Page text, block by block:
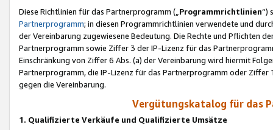
Diese Richtlinien für das Partnerprogramm („Programmrichtlinien“)
Partnerprogramm; in diesen Programmrichtlinien verwendete und
der Vereinbarung zugewiesene Bedeutung. Die Rechte und Pflichten
Partnerprogramm sowie Ziffer 3 der IP-Lizenz für das
Einschränkung von Ziffer 6 Abs. (a) der Vereinbarung wird hiermit
Partnerprogramm, die IP-Lizenz für das Partnerprogramm oder
gegen die Vereinbarung.
Vergütungskatalog für das
1. Qualifizierte Verkäufe und Qualifizierte Umsätze